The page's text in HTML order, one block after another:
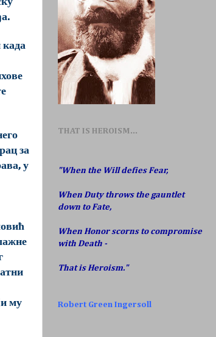
када
за
у
му
THAT IS HEROISM...
"When the Will defies Fear,
When Duty throws the gauntlet
down to Fate,
When Honor scorns to compromise
with Death -
That is Heroism."
Robert Green Ingersoll